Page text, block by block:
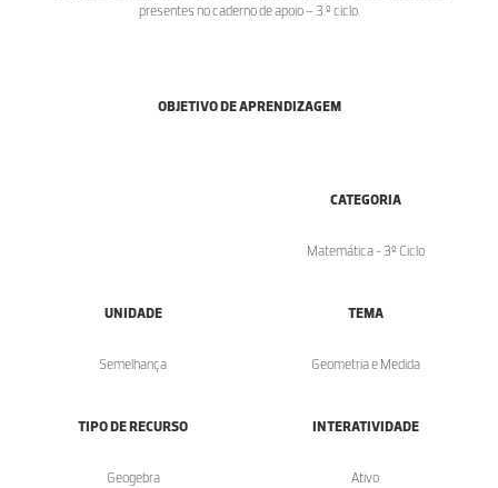
presentes no caderno de apoio – 3.º ciclo.
OBJETIVO DE APRENDIZAGEM
CATEGORIA
Matemática - 3º Ciclo
UNIDADE
Semelhança
TEMA
Geometria e Medida
TIPO DE RECURSO
Geogebra
INTERATIVIDADE
Ativo